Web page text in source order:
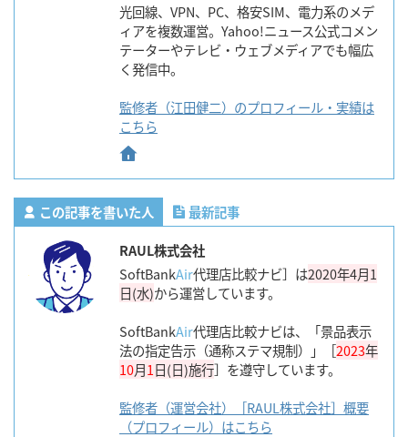
光回線、VPN、PC、格安SIM、電力系のメデ
ィアを複数運営。Yahoo!ニュース公式コメン
テーターやテレビ・ウェブメディアでも幅広
く発信中。
監修者（江田健二）のプロフィール・実績は
こちら
この記事を書いた人
最新記事
RAUL株式会社
SoftBankAir代理店比較ナビ］は2020年4月1
日(水)から運営しています。
SoftBankAir代理店比較ナビは、「景品表示
法の指定告示（通称ステマ規制）」［2023年
10月1 日(日)施行］を遵守しています。
監修者（運営会社）［RAUL株式会社］概要
（プロフィール）はこちら